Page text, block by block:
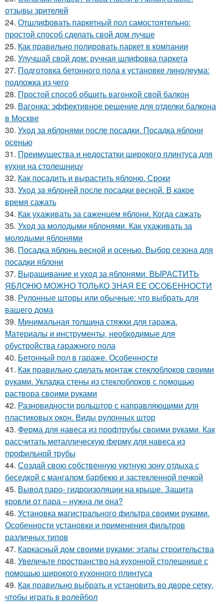
отзывы зрителей
24. Отшлифовать паркетный пол самостоятельно:
простой способ сделать свой дом лучше
25. Как правильно полировать паркет в компании
26. Улучшай свой дом: ручная шлифовка паркета
27. Подготовка бетонного пола к установке линолеума:
подложка из чего
28. Простой способ обшить вагонкой свой балкон
29. Вагонка: эффективное решение для отделки балкона
в Москве
30. Уход за яблонями после посадки. Посадка яблони
осенью
31. Преимущества и недостатки широкого плинтуса для
кухни на столешницу
32. Как посадить и вырастить яблоню. Сроки
33. Уход за яблоней после посадки весной. В какое
время сажать
34. Как ухаживать за саженцем яблони. Когда сажать
35. Уход за молодыми яблонями. Как ухаживать за
молодыми яблонями
36. Посадка яблонь весной и осенью. Выбор сезона для
посадки яблони
37. Выращивание и уход за яблонями. ВЫРАСТИТЬ
ЯБЛОНЮ МОЖНО ТОЛЬКО ЗНАЯ ЕЕ ОСОБЕННОСТИ
38. Рулонные шторы или обычные: что выбрать для
вашего дома
39. Минимальная толщина стяжки для гаража.
Материалы и инструменты, необходимые для
обустройства гаражного пола
40. Бетонный пол в гараже. Особенности
41. Как правильно сделать монтаж стеклоблоков своими
руками. Укладка стены из стеклоблоков с помощью
раствора своими руками
42. Разновидности рольштор с направляющими для
пластиковых окон. Виды рулонных штор
43. Ферма для навеса из профтрубы своими руками. Как
рассчитать металлическую ферму для навеса из
профильной трубы
44. Создай свою собственную уютную зону отдыха с
беседкой с мангалом барбекю и застекленной печкой
45. Вывод паро- гидроизоляции на крыше. Защита
кровли от пара – нужна ли она?
46. Установка магистрального фильтра своими руками.
Особенности установки и применения фильтров
различных типов
47. Каркасный дом своими руками: этапы строительства
48. Увеличьте пространство на кухонной столешнице с
помощью широкого кухонного плинтуса
49. Как правильно выбрать и установить во дворе сетку,
чтобы играть в волейбол